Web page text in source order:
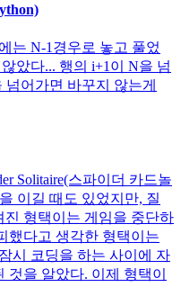
는 N-1경우로 놓고 풀었
았다... 행의 i+1이 N을 넘
어가면 바꾸지 않는게
Solitaire(스파이더 카드놀
이길 때도 있었지만, 질
형택이는 게임을 중단하
했다고 생각한 형택이는
시 코딩을 하는 사이에 자
을 알았다. 이제 형택이